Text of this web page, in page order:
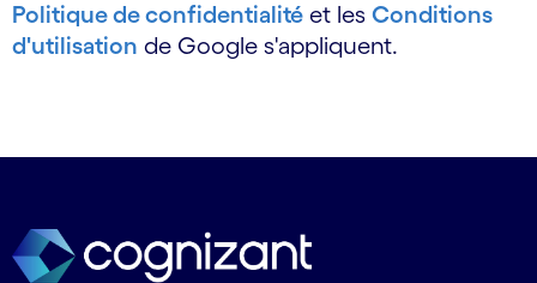
Politique de confidentialité et les Conditions
d'utilisation de Google s'appliquent.